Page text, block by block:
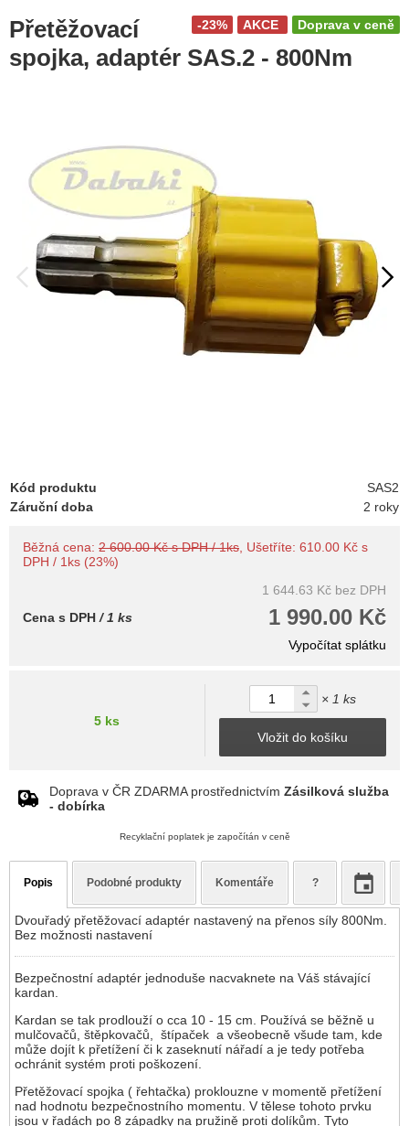
Doprava v ceně
AKCE
-23%
Přetěžovací
spojka, adaptér SAS.2 - 800Nm
Kód produktu
SAS2
Záruční doba
2 roky
Běžná cena: 2 600.00 Kč s DPH / 1ks , Ušetříte: 610.00 Kč s
DPH / 1ks (23%)
1 644.63 Kč bez DPH
1 990.00 Kč
Cena s DPH / 1 ks
Vypočítat splátku
5 ks
× 1 ks
Vložit do košíku
Doprava v ČR ZDARMA prostřednictvím Zásilková služba
- dobírka
Recyklační poplatek je započítán v ceně
Popis Podobné produkty Komentáře ?
Dvouřadý přetěžovací adaptér nastavený na přenos síly 800Nm.
Bez možnosti nastavení
Bezpečnostní adaptér jednoduše nacvaknete na Váš stávající
kardan.
Kardan se tak prodlouží o cca 10 - 15 cm. Používá se běžně u
mulčovačů, štěpkovačů, štípaček a všeobecně všude tam, kde
může dojít k přetížení či k zaseknutí nářadí a je tedy potřeba
ochránit systém proti poškození.
Přetěžovací spojka ( řehtačka) proklouzne v momentě přetížení
nad hodnotu bezpečnostního momentu. V tělese tohoto prvku
jsou v řadách po 8 západky na pružině proti dolíkům. Tyto